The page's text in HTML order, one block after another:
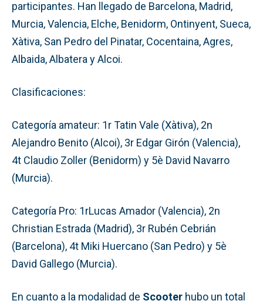
participantes. Han llegado de Barcelona, Madrid,
Murcia, Valencia, Elche, Benidorm, Ontinyent, Sueca,
Xàtiva, San Pedro del Pinatar, Cocentaina, Agres,
Albaida, Albatera y Alcoi.
Clasificaciones:
Categoría amateur: 1r Tatin Vale (Xàtiva), 2n
Alejandro Benito (Alcoi), 3r Edgar Girón (Valencia),
4t Claudio Zoller (Benidorm) y 5è David Navarro
(Murcia).
Categoría Pro: 1rLucas Amador (Valencia), 2n
Christian Estrada (Madrid), 3r Rubén Cebrián
(Barcelona), 4t Miki Huercano (San Pedro) y 5è
David Gallego (Murcia).
En cuanto a la modalidad de Scooter hubo un total